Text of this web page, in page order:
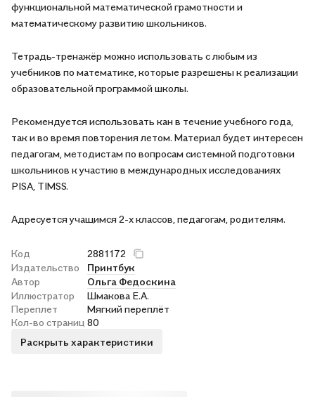
функциональной математической грамотности и
математическому развитию школьников.
Тетрадь-тренажёр можно использовать с любым из
учебников по математике, которые разрешены к реализации
образовательной программой школы.
Рекомендуется использовать кан в течение учебного года,
так и во время повторения летом. Материал будет интересен
педагогам, методистам по вопросам системной подготовки
школьников к участию в международных исследованиях
PISA, TIMSS.
Адресуется учащимся 2-х классов, педагогам, родителям.
Код
2881172
Издательство
Принтбук
Автор
Ольга Федоскина
Иллюстратор
Шмакова Е.А.
Переплет
Мягкий переплёт
Кол-во страниц 80
Раскрыть характеристики